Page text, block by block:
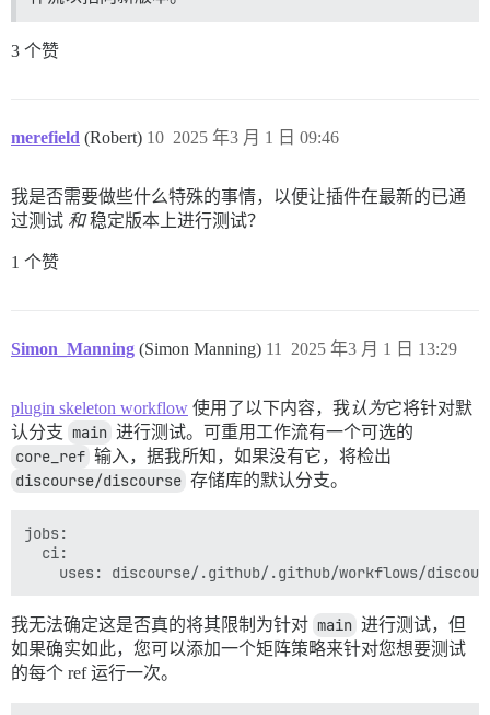
3 个赞
merefield (Robert) 2025 年3 月 1 日 09:46
10
我是否需要做些什么特殊的事情，以便让插件在最新的已通
过测试 和稳定版本上进行测试？
1 个赞
Simon_Manning (Simon Manning) 2025 年3 月 1 日 13:29
11
plugin skeleton workflow 使用了以下内容，我认为它将针对默
认分支 main 进行测试。可重用工作流有一个可选的
core_ref 输入，据我所知，如果没有它，将检出
discourse/discourse 存储库的默认分支。
jobs:
  ci:
我无法确定这是否真的将其限制为针对 main 进行测试，但
如果确实如此，您可以添加一个矩阵策略来针对您想要测试
的每个 ref 运行一次。